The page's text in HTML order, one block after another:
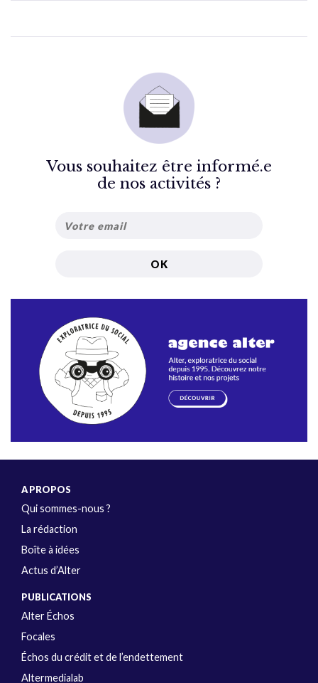
Vous souhaitez être informé.e
de nos activités ?
A PROPOS
Qui sommes-nous ?
La rédaction
Boîte à idées
Actus d’Alter
PUBLICATIONS
Alter Échos
Focales
Échos du crédit et de l’endettement
Altermedialab